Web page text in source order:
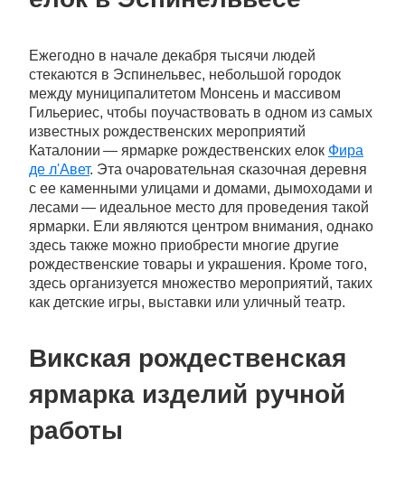
Ежегодно в начале декабря тысячи людей
стекаются в Эспинельвес, небольшой городок
между муниципалитетом Монсень и массивом
Гильериес, чтобы поучаствовать в одном из самых
известных рождественских мероприятий
Каталонии — ярмарке рождественских елок Фира
де л'Авет. Эта очаровательная сказочная деревня
с ее каменными улицами и домами, дымоходами и
лесами — идеальное место для проведения такой
ярмарки. Ели являются центром внимания, однако
здесь также можно приобрести многие другие
рождественские товары и украшения. Кроме того,
здесь организуется множество мероприятий, таких
как детские игры, выставки или уличный театр.
Викская рождественская
ярмарка изделий ручной
работы